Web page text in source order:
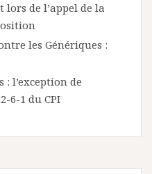
de l’appel de la
les Génériques :
: l’exception de
6-1 du CPI